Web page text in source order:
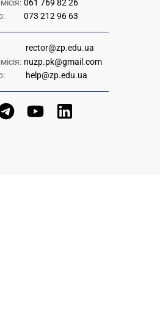
061 769 82 26
073 212 96 63
rector@zp.edu.ua
nuzp.pk@gmail.com
help@zp.edu.ua